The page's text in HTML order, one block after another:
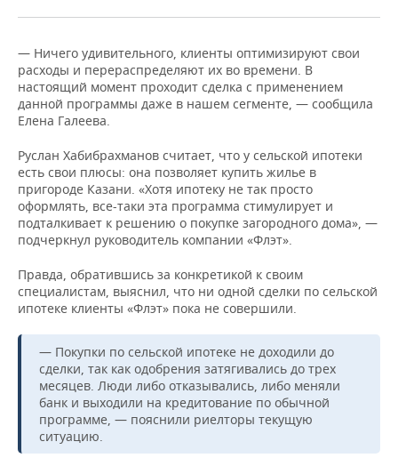
— Ничего удивительного, клиенты оптимизируют свои
расходы и перераспределяют их во времени. В
настоящий момент проходит сделка с применением
данной программы даже в нашем сегменте, — сообщила
Елена Галеева.
Руслан Хабибрахманов считает, что у сельской ипотеки
есть свои плюсы: она позволяет купить жилье в
пригороде Казани. «Хотя ипотеку не так просто
оформлять, все-таки эта программа стимулирует и
подталкивает к решению о покупке загородного дома», —
подчеркнул руководитель компании «Флэт».
Правда, обратившись за конкретикой к своим
специалистам, выяснил, что ни одной сделки по сельской
ипотеке клиенты «Флэт» пока не совершили.
— Покупки по сельской ипотеке не доходили до
сделки, так как одобрения затягивались до трех
месяцев. Люди либо отказывались, либо меняли
банк и выходили на кредитование по обычной
программе, — пояснили риелторы текущую
ситуацию.